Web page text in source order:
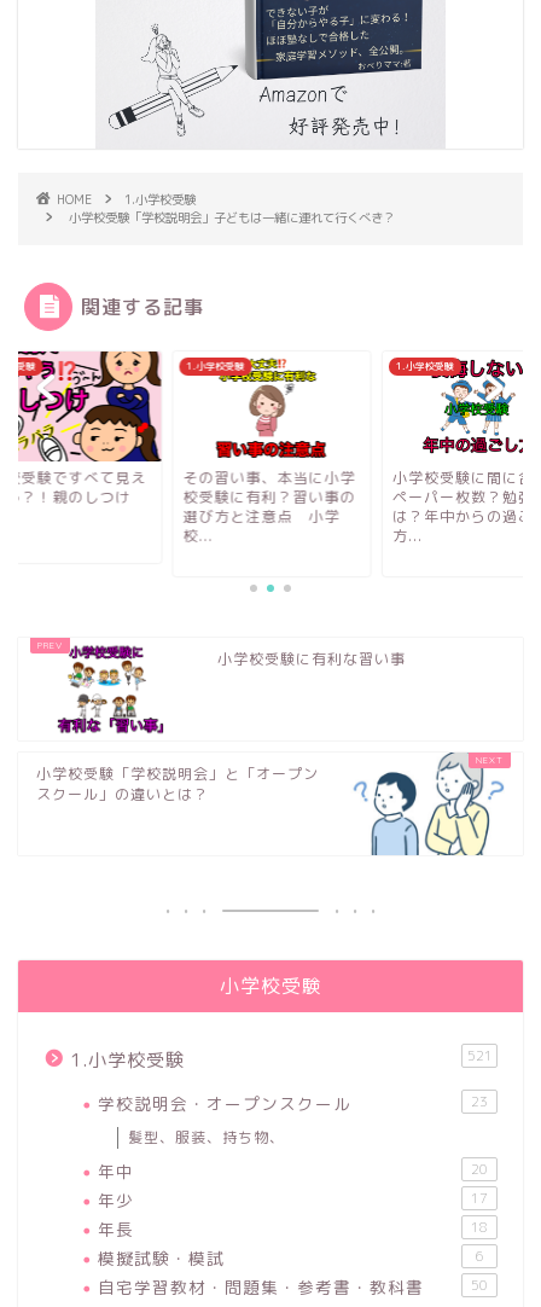
HOME
1.小学校受験
小学校受験「学校説明会」子どもは一緒に連れて行くべき？
関連する記事
校受験
習い事、本当に小学
験に有利？習い事の
1.小学校受験
小学校受験に間に合う？
ペーパー枚数？勉強時間
は？年中からの過ごし
方...
1.小学校受験
小学校受験ですべて
ちゃう？！親のしつ
小学校受験に有利な習い事
小学校受験「学校説明会」と「オープン
スクール」の違いとは？
小学校受験
1.小学校受験 521
学校説明会・オープンスクール 23
髪型、服装、持ち物、
年中 20
年少 17
年長 18
模擬試験・模試 6
自宅学習教材・問題集・参考書・教科書 50